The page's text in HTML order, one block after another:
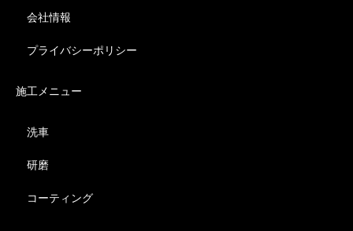
会社情報
プライバシーポリシー
施工メニュー
洗車
研磨
コーティング